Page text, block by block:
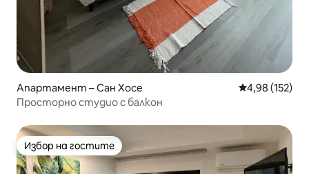
Апартамент – Сан Хосе Средна
4,98 (152)
Просторно студио с балкон
Избор на гостите
Избор на гостите